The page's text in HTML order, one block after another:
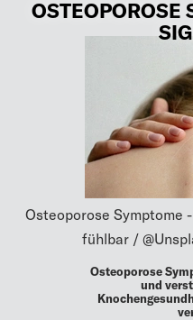
OSTEOPOROSE
Osteoporose Symptome
fühlbar /
Osteoporose
und